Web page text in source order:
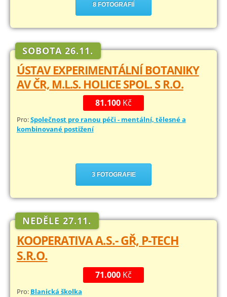
8 FOTOGRAFIÍ
SOBOTA 26.11.
ÚSTAV EXPERIMENTÁLNÍ BOTANIKY
AV ČR, M.L.S. HOLICE SPOL. S R.O.
81.100 Kč
Pro:Společnost pro ranou péči - mentální, tělesné a
kombinované postižení
3 FOTOGRAFIE
NEDĚLE 27.11.
KOOPERATIVA A.S.- GŘ, P-TECH
S.R.O.
71.000 Kč
Pro: Blanická školka